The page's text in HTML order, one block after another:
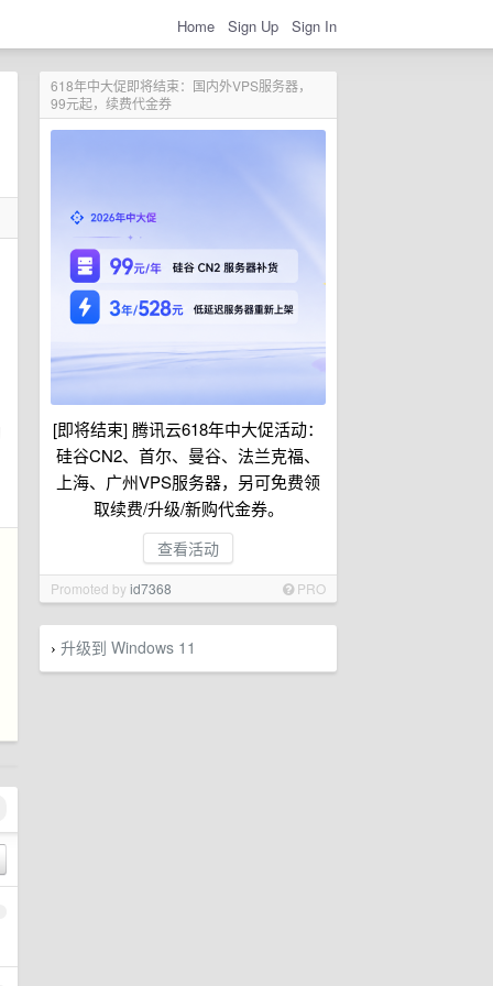
Home Sign Up Sign In
618年中大促即将结束：国内外VPS服务器，
99元起，续费代金券
[即将结束] 腾讯云618年中大促活动：
硅谷CN2、首尔、曼谷、法兰克福、
上海、广州VPS服务器，另可免费领
取续费/升级/新购代金券。
查看活动
Promoted byid7368 PRO
› 升级到 Windows 11